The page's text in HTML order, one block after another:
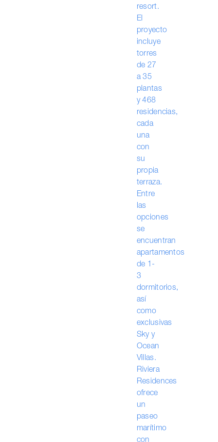
resort.
El
proyecto
incluye
torres
de 27
a 35
plantas
y 468
residencias,
cada
una
con
su
propia
terraza.
Entre
las
opciones
se
encuentran
apartamentos
de 1-
3
dormitorios,
así
como
exclusivas
Sky y
Ocean
Villas.
Riviera
Residences
ofrece
un
paseo
marítimo
con